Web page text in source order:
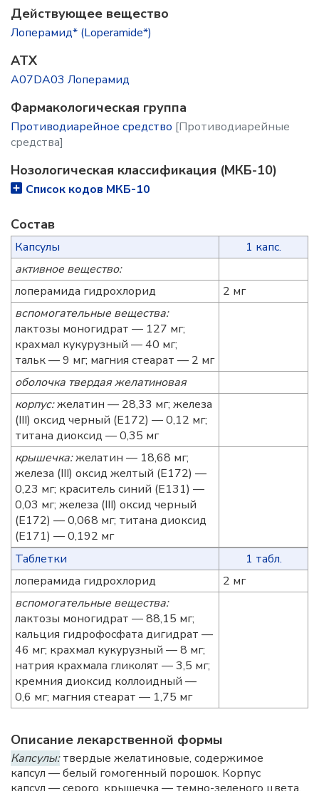
Действующее вещество
Лоперамид* (Loperamide*)
ATX
A07DA03 Лоперамид
Фармакологическая группа
Противодиарейное средство [Противодиарейные
средства]
Нозологическая классификация (МКБ-10)
Список кодов МКБ-10
Состав
Капсулы
1 капс.
активное вещество:
лоперамида гидрохлорид
2 мг
вспомогательные вещества:
лактозы моногидрат — 127 мг;
крахмал кукурузный — 40 мг;
тальк — 9 мг; магния стеарат — 2 мг
оболочка твердая желатиновая
корпус:желатин — 28,33 мг; железа
(III) оксид черный (Е172) — 0,12 мг;
титана диоксид — 0,35 мг
крышечка:желатин — 18,68 мг;
железа (III) оксид желтый (Е172) —
0,23 мг; краситель синий (Е131) —
0,03 мг; железа (III) оксид черный
(Е172) — 0,068 мг; титана диоксид
(Е171) — 0,192 мг
Таблетки
1 табл.
лоперамида гидрохлорид
2 мг
вспомогательные вещества:
лактозы моногидрат — 88,15 мг;
кальция гидрофосфата дигидрат —
46 мг; крахмал кукурузный — 8 мг;
натрия крахмала гликолят — 3,5 мг;
кремния диоксид коллоидный —
0,6 мг; магния стеарат — 1,75 мг
Описание лекарственной формы
Капсулы:твердые желатиновые, содержимое
капсул — белый гомогенный порошок. Корпус